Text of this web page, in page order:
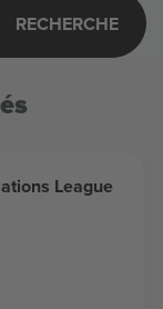
RECHERCHE
League